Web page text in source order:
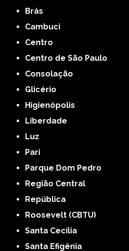
Brás
Cambuci
Centro
Centro de São Paulo
Consolação
Glicério
Higienópolis
Liberdade
Luz
Pari
Parque Dom Pedro
Região Central
República
Roosevelt (CBTU)
Santa Cecília
Santa Efigênia